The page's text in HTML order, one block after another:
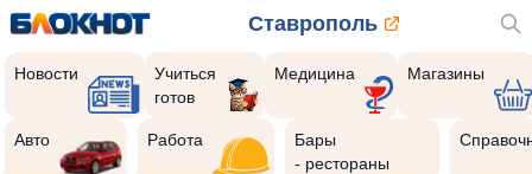
Ставрополь
Новости
Учиться
готов
Медицина Магазины
Авто Работа
Бары
- рестораны